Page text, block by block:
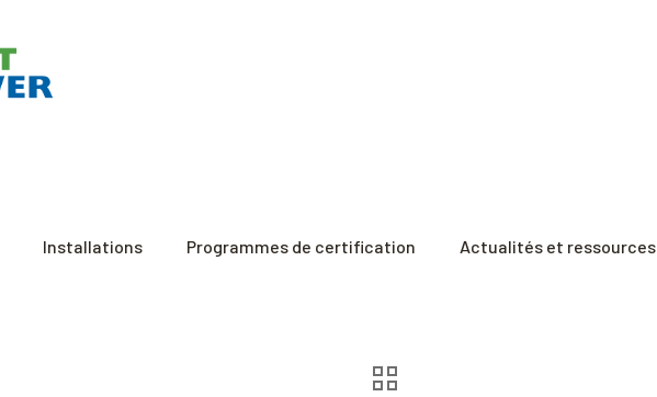
Installations Programmes de certification Actualités et ressources